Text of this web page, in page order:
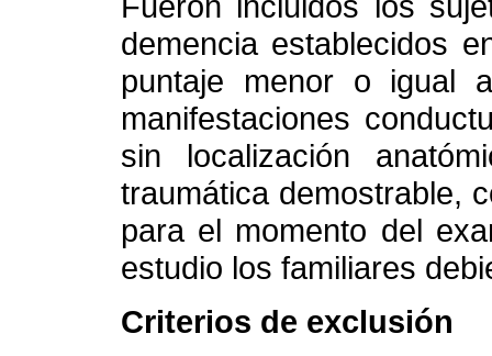
demencia establecidos
puntaje menor o igual
manifestaciones
sin localización
traumática demostrable,
para el momento del
estudio los familiares
Criterios de exclusión